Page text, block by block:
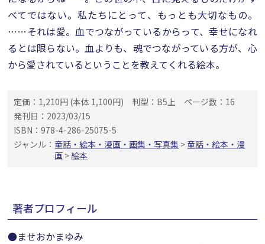
べてではない。私たちにとって、もっとも大切なもの。
……それは愛。血でつながっているからって、幸せになれ
るとは限らない。血よりも、魂でつながっている方が、心
から愛されているということを教えてくれる絵本。
定価：1,210円 (本体 1,100円) 判型：B5上
ページ数：16
発刊日：2023/03/15
ISBN：978-4-286-25075-5
ジャンル： 童話・絵本・漫画・画集・写真集 > 童話・絵本・漫
画 >絵本
著者プロフィール
●ませおかまゆみ